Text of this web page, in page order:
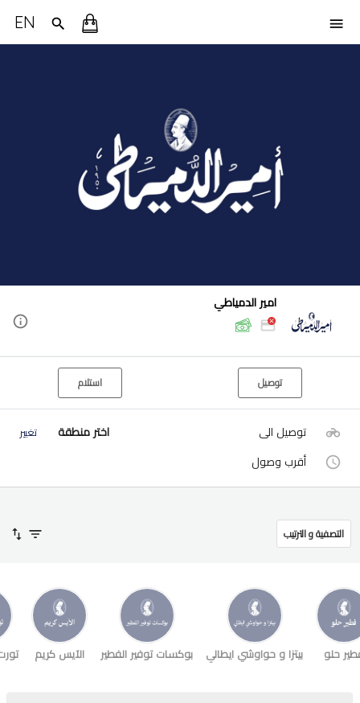
EN
امير الدمياطي
توصيل استلام
توصيل الى اختر منطقة تغيير
أقرب وصول
التصفية و الترتيب
حلو بيتزا و حواوشي ايطالي بوكسات توفير الفطير الآيس كريم